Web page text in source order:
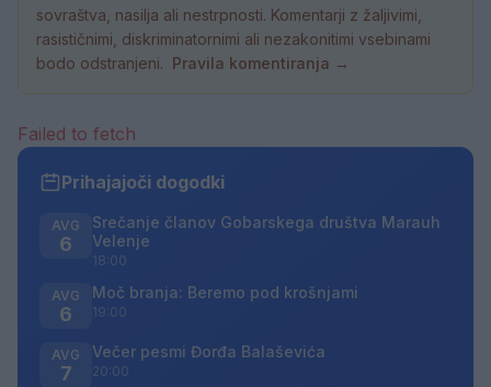
sovraštva, nasilja ali nestrpnosti. Komentarji z žaljivimi,
rasističnimi, diskriminatornimi ali nezakonitimi vsebinami
bodo odstranjeni. Pravila komentiranja →
Failed to fetch
Prihajajoči dogodki
AVG
6
Srečanje članov Gobarskega društva Marauh
Velenje
18:00
AVG
6
Moč branja: Beremo pod krošnjami
19:00
AVG
7
Večer pesmi Đorđa Balaševića
20:00